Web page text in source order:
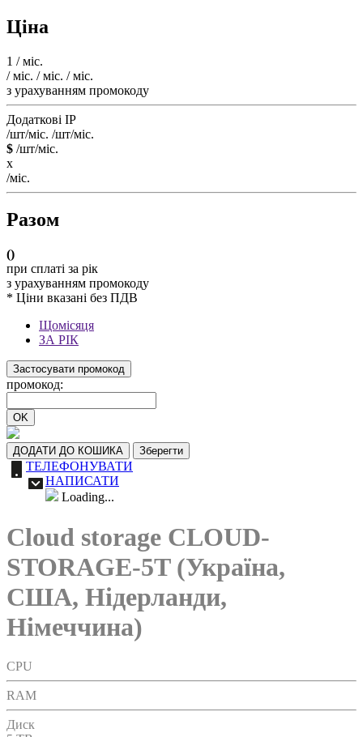
Ціна
1 / міс.
/ міс. / міс. / міс.
з урахуванням промокоду
Додаткові IP
/шт/міс. /шт/міс.
$ /шт/міс.
x
/міс.
Разом
()
при сплаті за рік
з урахуванням промокоду
* Ціни вказані без ПДВ
Щомісяця
ЗА РІК
Застосувати промокод
промокод:
OK
ДОДАТИ ДО КОШИКА Зберегти
ТЕЛЕФОНУВАТИ
НАПИСАТИ
Loading...
Cloud storage CLOUD-
STORAGE-5T (Україна,
США, Нідерланди,
Німеччина)
CPU
RAM
Диск